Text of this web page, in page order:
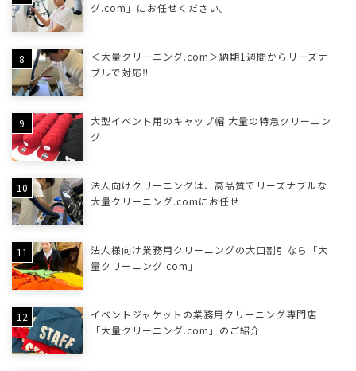
グ.com」にお任せください。
＜大量クリーニング.com＞納期1週間からリーズナ
ブルで対応‼
大型イベント用のキャップ帽 大量の特急クリーニン
グ
法人向けクリーニングは、高品質でリーズナブルな
大量クリーニング.comにお任せ
法人様向け業務用クリーニングの大口割引なら「大
量クリーニング.com」
イベントジャケットの業務用クリーニング専門店
「大量クリーニング.com」のご紹介